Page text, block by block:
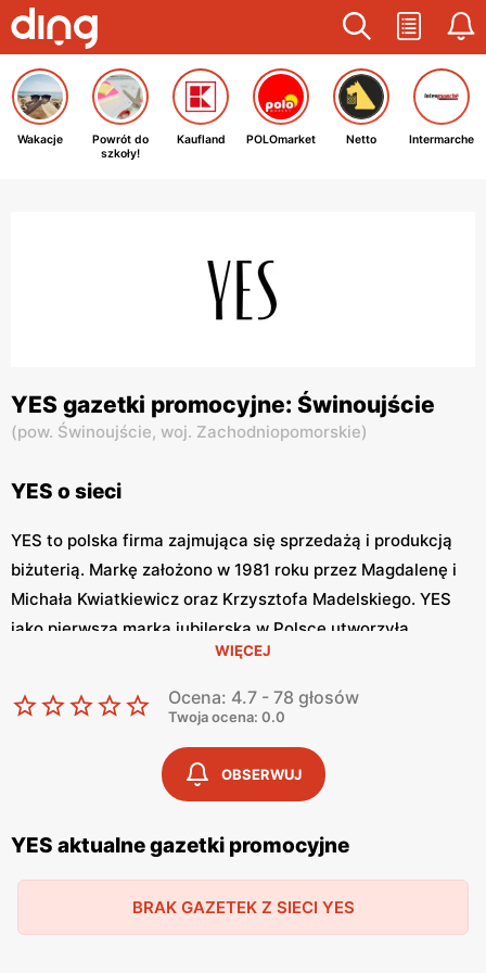
Wakacje
Powrót do
szkoły!
Kaufland POLOmarket Netto Intermarche
YES gazetki promocyjne: Świnoujście
(pow. Świnoujście, woj. Zachodniopomorskie)
YES o sieci
YES to polska firma zajmująca się sprzedażą i produkcją
biżuterią. Markę założono w 1981 roku przez Magdalenę i
Michała Kwiatkiewicz oraz Krzysztofa Madelskiego. YES
jako pierwsza marka jubilerska w Polsce utworzyła
sprzedaż internetową oraz media społecznościowe.
Biżuterie YES tworzy zespół projektantów firmy oraz
zaproszeni artyści i projektanci.
YES – z myślą o miłośnikach biżuterii
oryginalnością. Projektanci marki tworzą swoje produkty z
myślą o kobietach, nakreślając ich wewnętrzny blask. W
ofercie sklepu znajdziemy obrączki, pierścionki, kolczyki,
naszyjnik, diamenty z certyfikatami oraz charmsy.
WIĘCEJ
Ocena: 4.7 - 78 głosów
Twoja ocena: 0.0
OBSERWUJ
YES aktualne gazetki promocyjne
BRAK GAZETEK Z SIECI YES